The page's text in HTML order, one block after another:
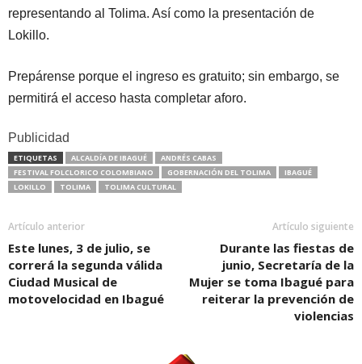
representando al Tolima. Así como la presentación de
Lokillo.
Prepárense porque el ingreso es gratuito; sin embargo, se
permitirá el acceso hasta completar aforo.
Publicidad
ETIQUETAS ALCALDÍA DE IBAGUÉ
ANDRÉS CABAS
FESTIVAL FOLCLORICO COLOMBIANO
GOBERNACIÓN DEL TOLIMA
IBAGUÉ
LOKILLO
TOLIMA TOLIMA CULTURAL
Artículo anterior
Este lunes, 3 de julio, se
correrá la segunda válida
Ciudad Musical de
motovelocidad en Ibagué
Artículo siguiente
Durante las fiestas de
junio, Secretaría de la
Mujer se toma Ibagué para
reiterar la prevención de
violencias